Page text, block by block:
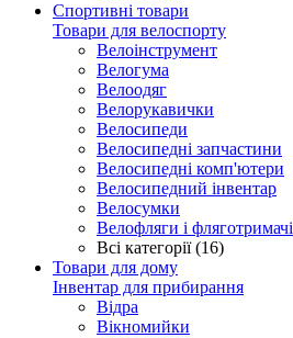
Спортивні товари
Товари для велоспорту
Велоінструмент
Велогума
Велоодяг
Велорукавички
Велосипеди
Велосипедні запчастини
Велосипедні комп'ютери
Велосипедний інвентар
Велосумки
Велофляги і фляготримачі
Всі категорії (16)
Товари для дому
Інвентар для прибирання
Відра
Вікномийки